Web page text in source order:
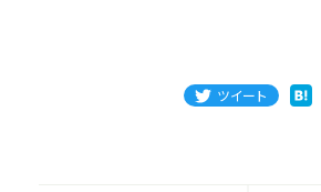
ツイート